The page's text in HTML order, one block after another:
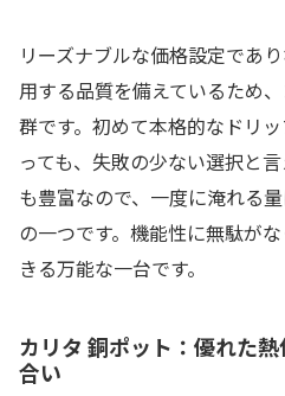
リーズナブルな価格設定であ
用する品質を備えているため
群です。初めて本格的なドリ
っても、失敗の少ない選択と
も豊富なので、一度に淹れる
の一つです。機能性に無駄が
きる万能な一台です。
カリタ 銅ポット：優れた
合い